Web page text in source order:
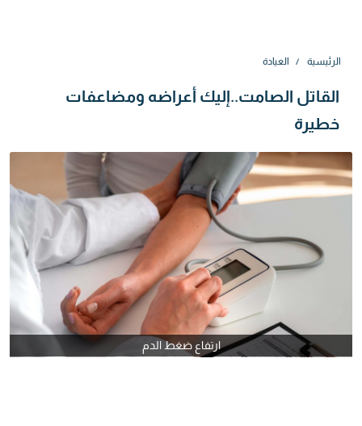
الرئيسية العيادة
القاتل الصامت..إليك أعراضه ومضاعفات
خطيرة
ارتفاع ضغط الدم